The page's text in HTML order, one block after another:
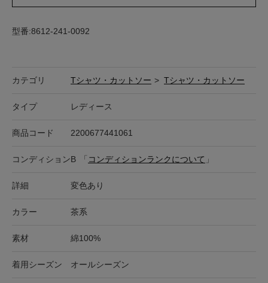
型番:8612-241-0092
カテゴリ Tシャツ・カットソー > Tシャツ・カットソー
タイプ レディース
商品コード 2200677441061
コンディションB 「 コンディションランクについて 」
詳細 変色あり
カラー 茶系
素材 綿100%
着用シーズン オールシーズン